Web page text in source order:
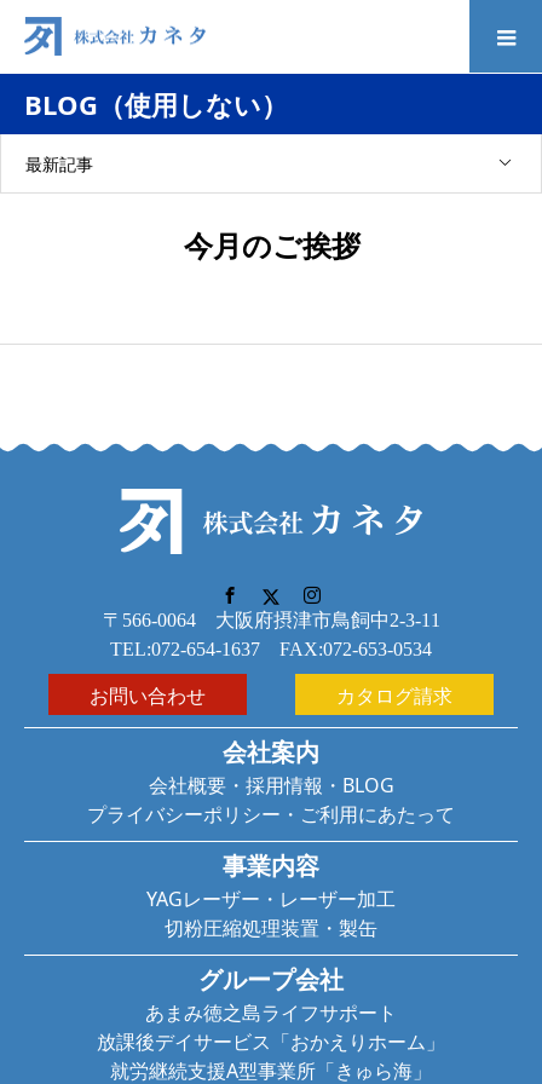
BLOG（使用しない）
最新記事
今月のご挨拶
〒566-0064 大阪府摂津市鳥飼中2-3-11
TEL:072-654-1637 FAX:072-653-0534
お問い合わせ カタログ請求
会社案内
会社概要・ 採用情報 ・ BLOG
プライバシーポリシー ・ ご利用にあたって
事業内容
YAGレーザー ・ レーザー加工
切粉圧縮処理装置 ・ 製缶
グループ会社
あまみ徳之島ライフサポート
放課後デイサービス「おかえりホーム」
就労継続支援A型事業所「きゅら海」